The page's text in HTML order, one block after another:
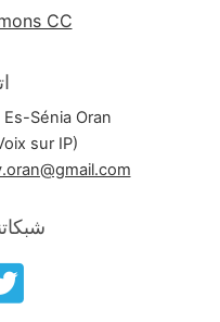
CC
Sénia Oran
sur IP)